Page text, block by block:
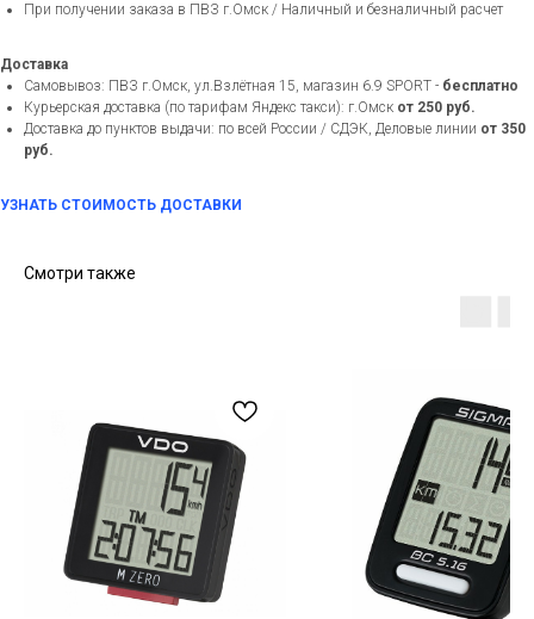
При получении заказа в ПВЗ г.Омск / Наличный и безналичный расчет
Доставка
Самовывоз: ПВЗ г.Омск, ул.Взлётная 15, магазин 6.9 SPORT - бесплатно
Курьерская доставка (по тарифам Яндекс такси): г.Омск от 250 руб.
Доставка до пунктов выдачи: по всей России / СДЭК, Деловые линии от 350
руб.
УЗНАТЬ СТОИМОСТЬ ДОСТАВКИ
Смотри также